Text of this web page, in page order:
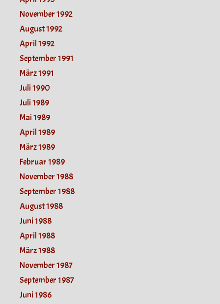
November 1992
August 1992
April 1992
September 1991
März 1991
Juli 1990
Juli 1989
Mai 1989
April 1989
März 1989
Februar 1989
November 1988
September 1988
August 1988
Juni 1988
April 1988
März 1988
November 1987
September 1987
Juni 1986